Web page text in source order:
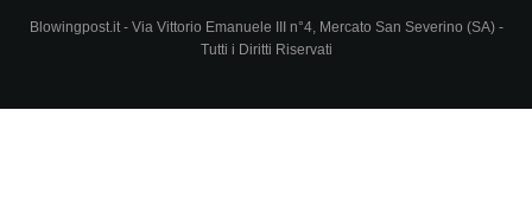
Blowingpost.it - Via Vittorio Emanuele III n°4, Mercato San Severino (SA) -
Tutti i Diritti Riservati